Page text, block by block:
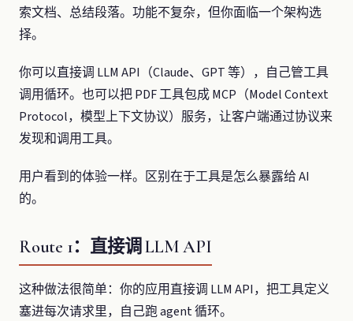
索文档、总结段落。功能不复杂，但你面临一个架构选
择。
你可以直接调 LLM API（Claude、GPT 等），自己管工具
调用循环。也可以把 PDF 工具包成 MCP（Model Context
Protocol，模型上下文协议）服务，让客户端通过协议来
发现和调用工具。
用户看到的体验一样。区别在于工具是怎么暴露给 AI
的。
Route 1：直接调 LLM API
这种做法很简单：你的应用直接调 LLM API，把工具定义
塞进每次请求里，自己跑 agent 循环。